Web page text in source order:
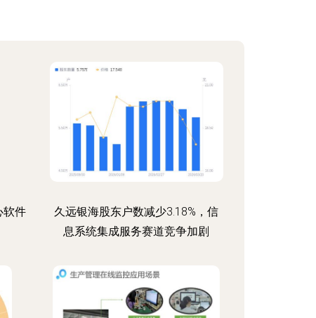
软件
久远银海股东户数减少3.18%，信
息系统集成服务赛道竞争加剧